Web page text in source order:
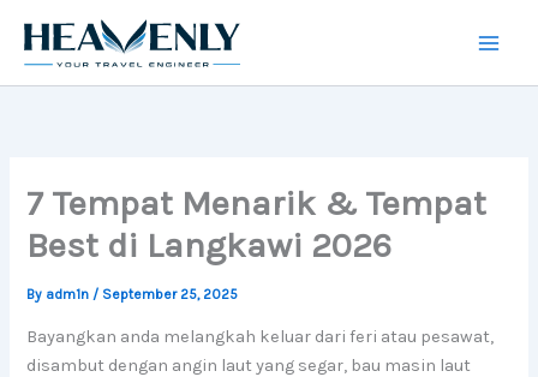
content
7 Tempat Menarik & Tempat
Best di Langkawi 2026
By adm1n / September 25, 2025
Bayangkan anda melangkah keluar dari feri atau pesawat,
disambut dengan angin laut yang segar, bau masin laut